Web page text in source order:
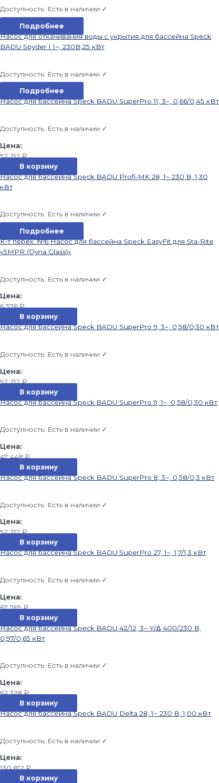
Доступность: Есть в наличии ✓
Подробнее
Насос для откачивания воды с укрытия для бассейна Speck
BADU Spyder I 1~, 230В,25 кВт
Доступность: Есть в наличии ✓
Подробнее
Насос для бассейна Speck BADU SuperPro 11, 3~, 0,66/0,45 кВт
Доступность: Есть в наличии ✓
52 212₽
В корзину
Насос для бассейна Speck BADU Profi-MK 28, 1~ 230 В, 1,30
кВт
Доступность: Есть в наличии ✓
Подробнее
К-т перех. №6 Насос для бассейна Speck EasyFit для Sta-Rite
«5MPR (Dyna Glass)»
Доступность: Есть в наличии ✓
6 576₽
В корзину
Насос для бассейна Speck BADU SuperPro 9, 3~, 0,58/0,30 кВт
Доступность: Есть в наличии ✓
52 212₽
В корзину
Насос для бассейна Speck BADU SuperPro 9, 1~, 0,58/0,30 кВт
Доступность: Есть в наличии ✓
47 448₽
В корзину
Насос для бассейна Speck BADU SuperPro 8, 3~, 0,58/0,3 кВт
Доступность: Есть в наличии ✓
52 212₽
В корзину
Насос для бассейна Speck BADU SuperPro 27, 1~, 1,7/1,3 кВт
Доступность: Есть в наличии ✓
67 765₽
В корзину
Насос для бассейна Speck BADU 42/12, 3~ Y/∆ 400/230 В,
0,97/0,65 кВт
Доступность: Есть в наличии ✓
62 328₽
В корзину
Насос для бассейна Speck BADU Delta 28, 1~ 230 В, 1,00 кВт
Доступность: Есть в наличии ✓
130 812₽
В корзину